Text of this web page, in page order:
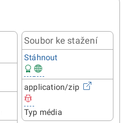
Soubor ke stažení
Stáhnout
application/zip
Typ média